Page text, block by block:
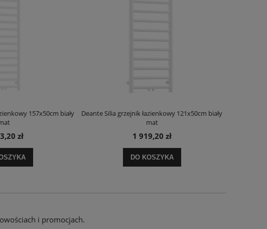
157x50cm biały
zł
Deante Silia grzejnik łazienkowy 121x50cm biały
mat
1 919,20 zł
DO KOSZYKA
i promocjach.